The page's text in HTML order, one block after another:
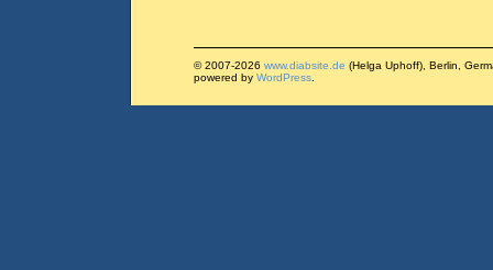
© 2007-2026 www.diabsite.de (Helga Uphoff), Berlin,
powered by WordPress.